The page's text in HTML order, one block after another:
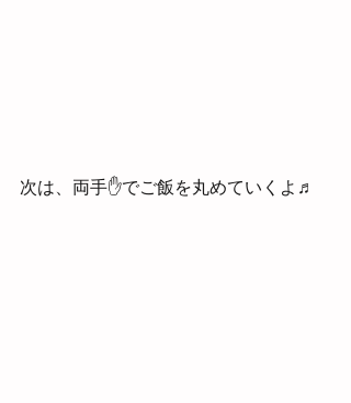
次は、両手✋でご飯を丸めていくよ♬